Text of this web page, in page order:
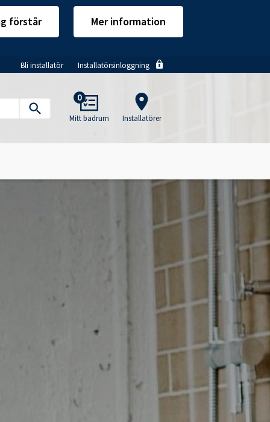
förstår Mer information
Bli installatör Installatörsinloggning
0
Mitt badrum
navigation
Installatörer